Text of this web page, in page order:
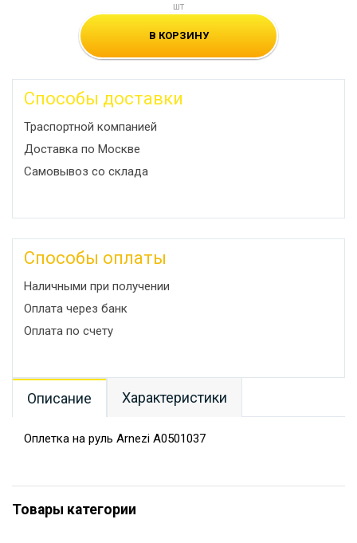
шт
В КОРЗИНУ
Способы доставки
Траспортной компанией
Доставка по Москве
Самовывоз со склада
Способы оплаты
Наличными при получении
Оплата через банк
Оплата по счету
Описание Характеристики
Оплетка на руль Arnezi A0501037
Товары категории